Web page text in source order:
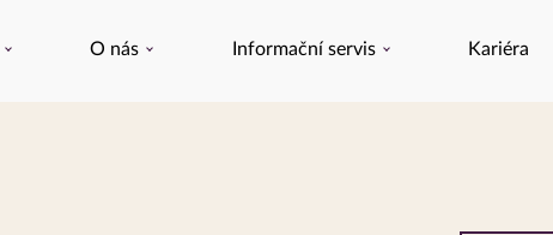
O nás Informační servis Kariéra